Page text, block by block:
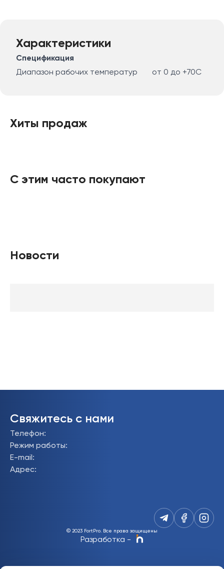
Характеристики
Спецификация
Диапазон рабочих температур
от 0 до +70C
Хиты продаж
С этим часто покупают
Новости
Свяжитесь с нами
Телефон:
Режим работы:
E-mail :
Адрес:
© 2023 FortPro. Все права защищены
Разработка -